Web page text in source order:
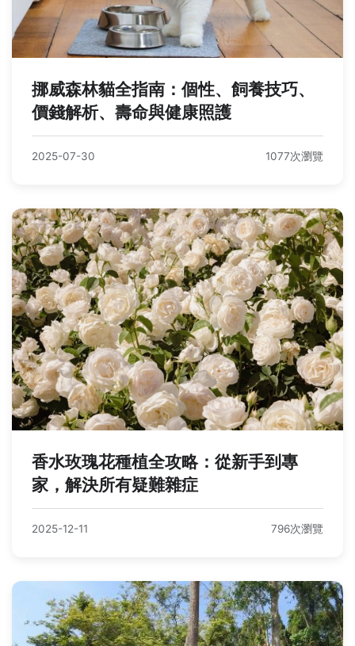
挪威森林貓全指南：個性、飼養技巧、
價錢解析、壽命與健康照護
2025-07-30 1077次瀏覽
香水玫瑰花種植全攻略：從新手到專
家，解決所有疑難雜症
2025-12-11 796次瀏覽